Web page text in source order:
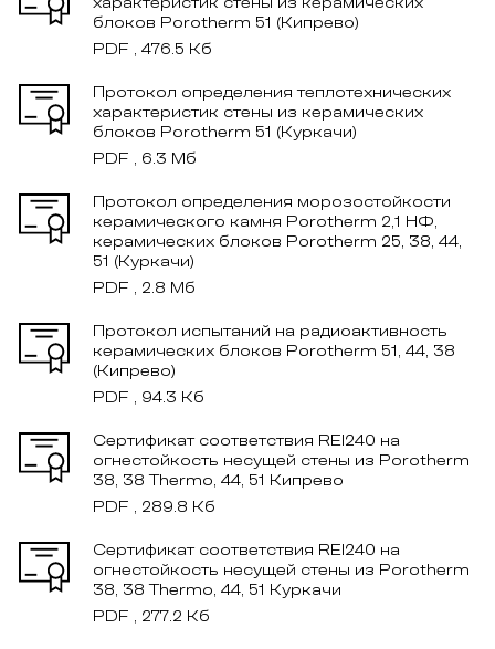
блоков Рorotherm 51 (Кипрево)
PDF , 476.5 Кб
Протокол определения теплотехнических
характеристик стены из керамических
блоков Porotherm 51 (Куркачи)
PDF , 6.3 Мб
Протокол определения морозостойкости
керамического камня Porotherm 2,1 НФ,
керамических блоков Рorotherm 25, 38, 44,
51 (Куркачи)
PDF , 2.8 Мб
Протокол испытаний на радиоактивность
керамических блоков Porotherm 51, 44, 38
(Кипрево)
PDF , 94.3 Кб
Сертификат соответствия REI240 на
огнестойкость несущей стены из Porotherm
38, 38 Thermo, 44, 51 Кипрево
PDF , 289.8 Кб
Сертификат соответствия REI240 на
огнестойкость несущей стены из Porotherm
38, 38 Thermo, 44, 51 Куркачи
PDF , 277.2 Кб